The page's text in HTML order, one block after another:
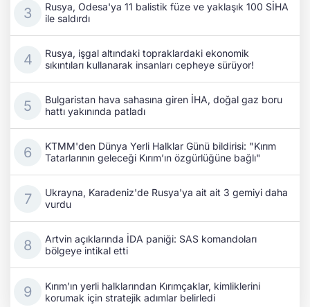
Rusya, Odesa'ya 11 balistik füze ve yaklaşık 100 SİHA
ile saldırdı
Rusya, işgal altındaki topraklardaki ekonomik
sıkıntıları kullanarak insanları cepheye sürüyor!
Bulgaristan hava sahasına giren İHA, doğal gaz boru
hattı yakınında patladı
KTMM'den Dünya Yerli Halklar Günü bildirisi: "Kırım
Tatarlarının geleceği Kırım’ın özgürlüğüne bağlı"
Ukrayna, Karadeniz'de Rusya'ya ait ait 3 gemiyi daha
vurdu
Artvin açıklarında İDA paniği: SAS komandoları
bölgeye intikal etti
Kırım’ın yerli halklarından Kırımçaklar, kimliklerini
korumak için stratejik adımlar belirledi